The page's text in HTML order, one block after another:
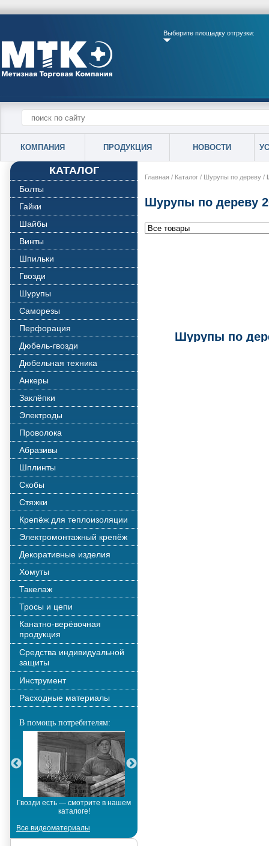
Выберите площадку отгрузки:
КОМПАНИЯ ПРОДУКЦИЯ НОВОСТИ
КАТАЛОГ
Болты
Гайки
Шайбы
Винты
Шпильки
Гвозди
Шурупы
Саморезы
Перфорация
Дюбель-гвозди
Дюбельная техника
Анкеры
Заклёпки
Электроды
Проволока
Абразивы
Шплинты
Скобы
Стяжки
Крепёж для теплоизоляции
Электромонтажный крепёж
Декоративные изделия
Хомуты
Такелаж
Тросы и цепи
Канатно-верёвочная
продукция
Средства индивидуальной
защиты
Инструмент
Расходные материалы
В помощь потребителям:
Гвозди есть — смотрите в нашем
каталоге!
Все видеоматериалы
Главная / Каталог / Шурупы по дереву /
Шурупы по дереву
Шурупы по